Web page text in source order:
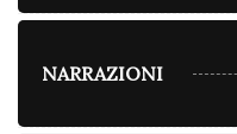
NARRAZIONI